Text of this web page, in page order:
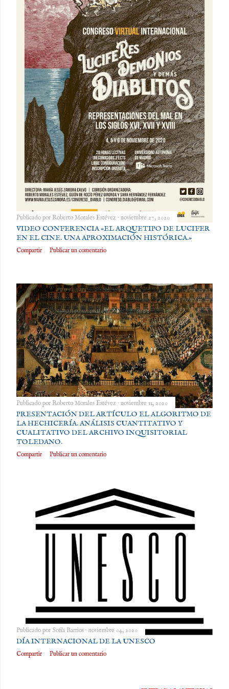
Publicado por Roberto Morales Estévez noviembre 27, 2020
VIDEO CONFERENCIA «EL ARQUETIPO DE LUCIFER
EN EL CINE. UNA APROXIMACIÓN HISTÓRICA.»
Compartir Publicar un comentario
Publicado por Roberto Morales Estévez noviembre 11, 2020
PRESENTACIÓN DEL ARTÍCULO EL ALGORITMO DE
LA HECHICERÍA. ANÁLISIS CUANTITATIVO Y
CUALITATIVO DEL ARCHIVO INQUISITORIAL
TOLEDANO.
Compartir Publicar un comentario
Publicado por Sofía Barrios noviembre 04, 2020
DÍA INTERNACIONAL DE LA UNESCO
Compartir Publicar un comentario